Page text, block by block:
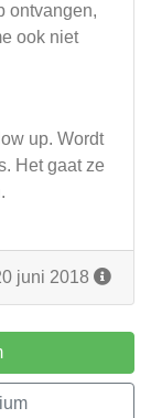
ontvangen,
ook niet
up. Wordt
Het gaat ze
juni 2018